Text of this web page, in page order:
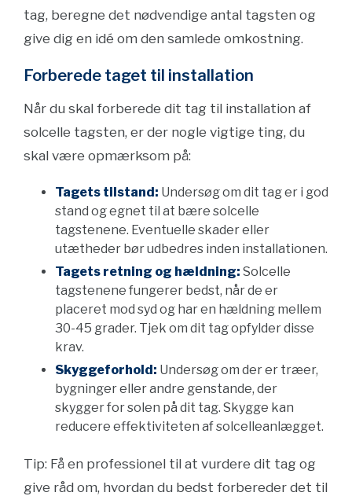
tag, beregne det nødvendige antal tagsten og
give dig en idé om den samlede omkostning.
Forberede taget til installation
Når du skal forberede dit tag til installation af
solcelle tagsten, er der nogle vigtige ting, du
skal være opmærksom på:
Tagets tilstand: Undersøg om dit tag er i god
stand og egnet til at bære solcelle
tagstenene. Eventuelle skader eller
utætheder bør udbedres inden installationen.
Tagets retning og hældning: Solcelle
tagstenene fungerer bedst, når de er
placeret mod syd og har en hældning mellem
30-45 grader. Tjek om dit tag opfylder disse
krav.
Skyggeforhold: Undersøg om der er træer,
bygninger eller andre genstande, der
skygger for solen på dit tag. Skygge kan
reducere effektiviteten af solcelleanlægget.
Tip: Få en professionel til at vurdere dit tag og
give råd om, hvordan du bedst forbereder det til